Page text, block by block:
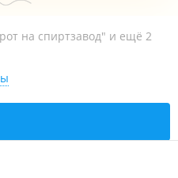
3
на спиртзавод" и ещё 2